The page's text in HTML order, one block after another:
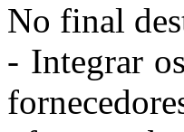
No final
- Integrar